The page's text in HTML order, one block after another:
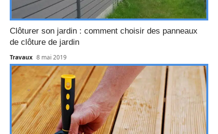
Clôturer son jardin : comment choisir des panneaux
de clôture de jardin
Travaux 8 mai 2019